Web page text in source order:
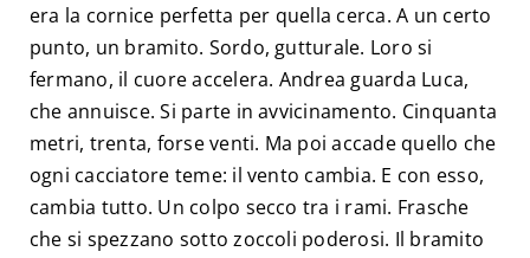
era la cornice perfetta per quella cerca. A un certo
punto, un bramito. Sordo, gutturale. Loro si
fermano, il cuore accelera. Andrea guarda Luca,
che annuisce. Si parte in avvicinamento. Cinquanta
metri, trenta, forse venti. Ma poi accade quello che
ogni cacciatore teme: il vento cambia. E con esso,
cambia tutto. Un colpo secco tra i rami. Frasche
che si spezzano sotto zoccoli poderosi. Il bramito